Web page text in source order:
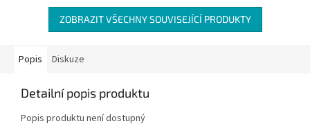
ZOBRAZIT VŠECHNY SOUVISEJÍCÍ PRODUKTY
Popis Diskuze
Detailní popis produktu
Popis produktu není dostupný